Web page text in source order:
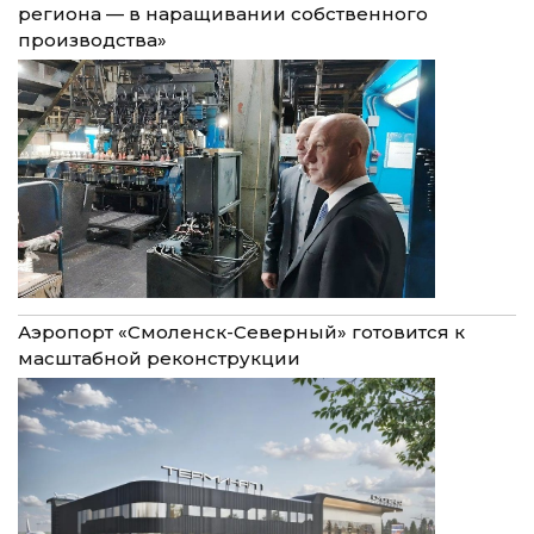
региона — в наращивании собственного
производства»
Аэропорт «Смоленск-Северный» готовится к
масштабной реконструкции